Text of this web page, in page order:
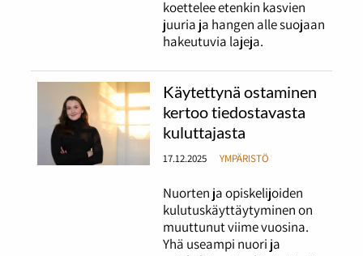
koettelee etenkin kasvien
juuria ja hangen alle suojaan
hakeutuvia lajeja.
Käytettynä ostaminen
kertoo tiedostavasta
kuluttajasta
17.12.2025 YMPÄRISTÖ
Nuorten ja opiskelijoiden
kulutuskäyttäytyminen on
muuttunut viime vuosina.
Yhä useampi nuori ja